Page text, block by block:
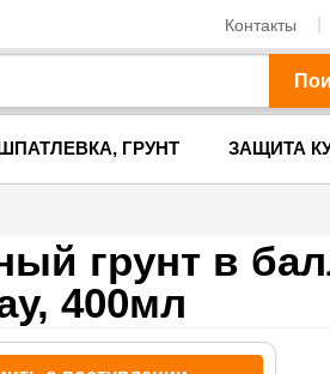
Контакты
ГРУНТ ЗАЩИТА
грунт в
400мл